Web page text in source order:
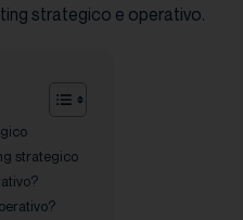
strategico e operativo.
strategico